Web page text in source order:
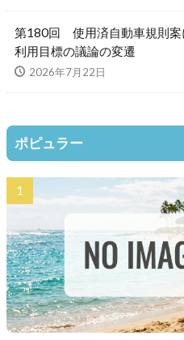
第180回 使用済自動車規則案
利用目標の議論の変遷
2026年7月22日
ポピュラー